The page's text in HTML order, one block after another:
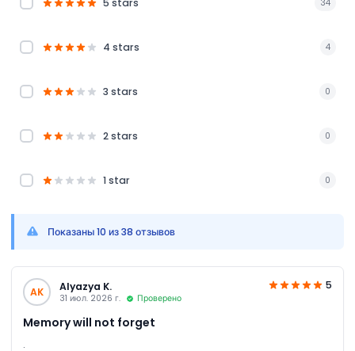
5 stars 34
4 stars 4
3 stars 0
2 stars 0
1 star 0
Показаны 10 из 38 отзывов
AK Alyazya K.
31 июл. 2026 г. Проверено
5
Memory will not forget
.